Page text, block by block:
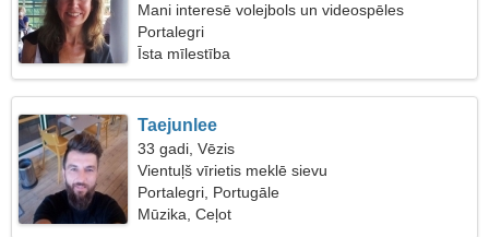
Mani interesē volejbols un videospēles
Portalegri
Īsta mīlestība
Taejunlee
33 gadi, Vēzis
Vientuļš vīrietis meklē sievu
Portalegri, Portugāle
Mūzika, Ceļot